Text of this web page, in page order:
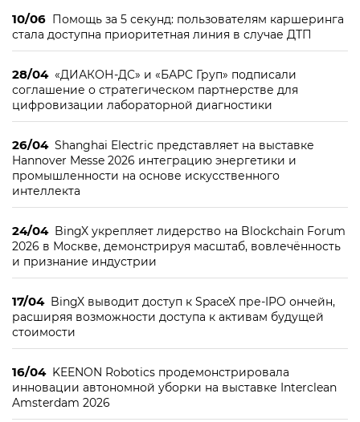
10/06 Помощь за 5 секунд: пользователям каршеринга
стала доступна приоритетная линия в случае ДТП
28/04 «ДИАКОН-ДС» и «БАРС Груп» подписали
соглашение о стратегическом партнерстве для
цифровизации лабораторной диагностики
26/04 Shanghai Electric представляет на выставке
Hannover Messe 2026 интеграцию энергетики и
промышленности на основе искусственного
интеллекта
24/04 BingX укрепляет лидерство на Blockchain Forum
2026 в Москве, демонстрируя масштаб, вовлечённость
и признание индустрии
17/04 BingX выводит доступ к SpaceX пре-IPO ончейн,
расширяя возможности доступа к активам будущей
стоимости
16/04 KEENON Robotics продемонстрировала
инновации автономной уборки на выставке Interclean
Amsterdam 2026